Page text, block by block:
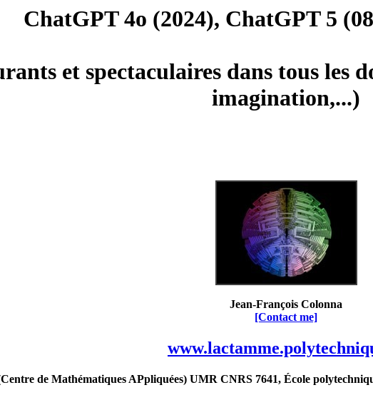
ChatGPT 4o (2024), ChatGPT 5
et spectaculaires dans tous les
imagination,...)
Jean-François Colonna
[Contact me]
de Mathématiques APpliquées) UMR CNRS 7641, École